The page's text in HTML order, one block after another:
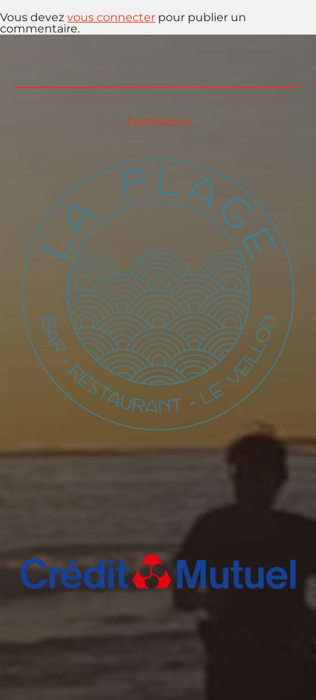
Vous devez vous connecter pour publier un
commentaire.
Partenaires